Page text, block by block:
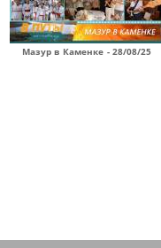
Мазур в Каменке - 28/08/25